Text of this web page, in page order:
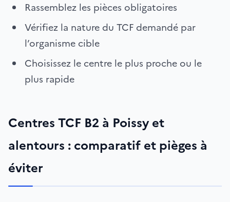
Rassemblez les pièces obligatoires
Vérifiez la nature du TCF demandé par
l’organisme cible
Choisissez le centre le plus proche ou le
plus rapide
Centres TCF B2 à Poissy et
alentours : comparatif et pièges à
éviter